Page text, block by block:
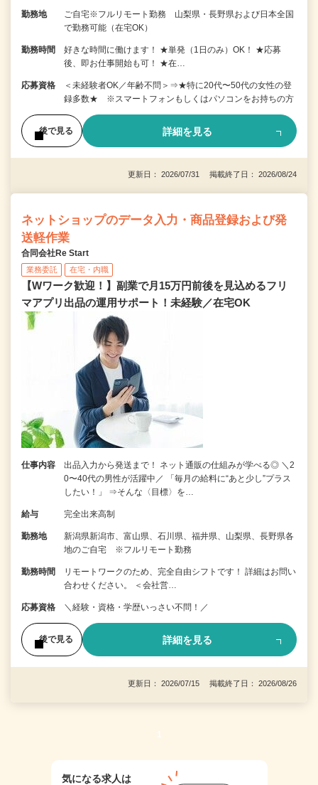
勤務地
ご自宅※フルリモート勤務 山梨県・長野県および日本全国
で勤務可能（在宅OK）
勤務時間
好きな時間に働けます！ ★単発（1日のみ）OK！ ★応募
後、即お仕事開始も可！ ★在…
応募資格
＜未経験者OK／年齢不問＞⇒★特に20代〜50代の女性の登
録多数★ ※スマートフォンもしくはパソコンをお持ちの方
後で見る 詳細を見る
更新日： 2026/07/31 掲載終了日： 2026/08/24
ネットショップのデータ入力・商品登録および発
送軽作業
合同会社Re Start
業務委託 在宅・内職
【Wワーク歓迎！】副業で月15万円前後を見込めるフリ
マアプリ出品の運用サポート！未経験／在宅OK
仕事内容
出品入力から発送まで！ ネット通販の仕組みが学べる◎ ＼2
0〜40代の男性が活躍中／ 「毎月の給料に“あと少し”プラス
したい！」 ⇒そんな〈目標〉を…
給与 完全出来高制
勤務地
新潟県新潟市、富山県、石川県、福井県、山梨県、長野県各
地のご自宅 ※フルリモート勤務
勤務時間
リモートワークのため、完全自由シフトです！ 詳細はお問い
合わせください。 ＜会社営…
応募資格 ＼経験・資格・学歴いっさい不問！／
後で見る 詳細を見る
更新日： 2026/07/15 掲載終了日： 2026/08/26
1
気になる求人は